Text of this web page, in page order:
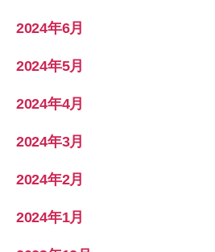
2024年6月
2024年5月
2024年4月
2024年3月
2024年2月
2024年1月